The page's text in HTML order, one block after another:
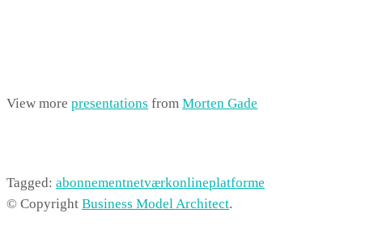
View more presentations from Morten Gade
Tagged: abonnementnetværkonlineplatforme
© Copyright Business Model Architect.